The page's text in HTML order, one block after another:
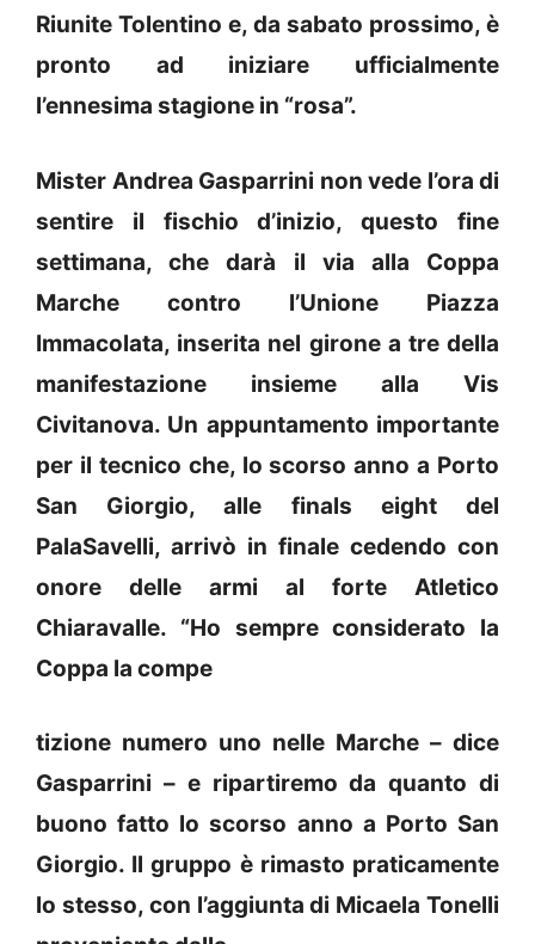
Riunite Tolentino e, da sabato prossimo, è
pronto ad iniziare ufficialmente
l’ennesima stagione in “rosa”.
Mister Andrea Gasparrini non vede l’ora di
sentire il fischio d’inizio, questo fine
settimana, che darà il via alla Coppa
Marche contro l’Unione Piazza
Immacolata, inserita nel girone a tre della
manifestazione insieme alla Vis
Civitanova. Un appuntamento importante
per il tecnico che, lo scorso anno a Porto
San Giorgio, alle finals eight del
PalaSavelli, arrivò in finale cedendo con
onore delle armi al forte Atletico
Chiaravalle. “Ho sempre considerato la
Coppa la compe
tizione numero uno nelle Marche – dice
Gasparrini – e ripartiremo da quanto di
buono fatto lo scorso anno a Porto San
Giorgio. Il gruppo è rimasto praticamente
lo stesso, con l’aggiunta di Micaela Tonelli